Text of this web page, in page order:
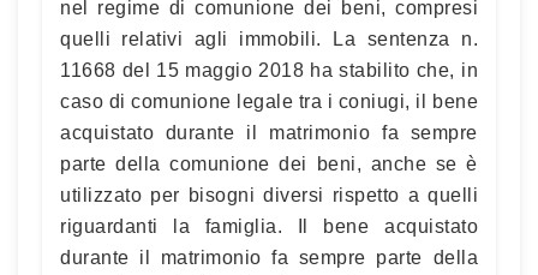
nel regime di comunione dei beni, compresi
quelli relativi agli immobili. La sentenza n.
11668 del 15 maggio 2018 ha stabilito che, in
caso di comunione legale tra i coniugi, il bene
acquistato durante il matrimonio fa sempre
parte della comunione dei beni, anche se è
utilizzato per bisogni diversi rispetto a quelli
riguardanti la famiglia. Il bene acquistato
durante il matrimonio fa sempre parte della